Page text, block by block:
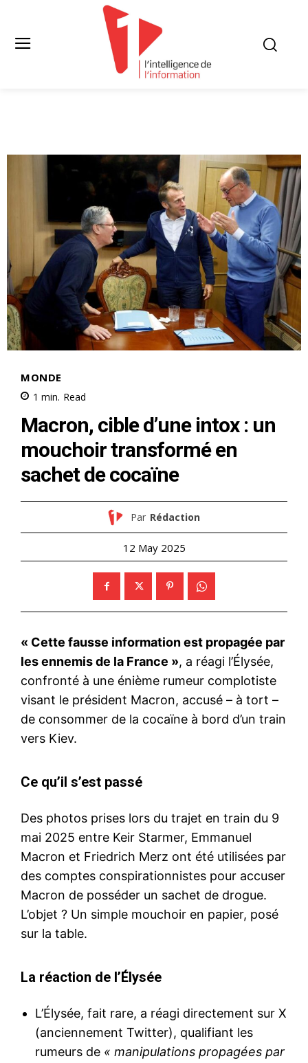
MONDE
1 min. Read
Macron, cible d’une intox : un
mouchoir transformé en
sachet de cocaïne
Par Rédaction
12 May 2025
« Cette fausse information est propagée par
les ennemis de la France », a réagi l’Élysée,
confronté à une énième rumeur complotiste
visant le président Macron, accusé – à tort –
de consommer de la cocaïne à bord d’un train
vers Kiev.
Ce qu’il s’est passé
Des photos prises lors du trajet en train du 9
mai 2025 entre Keir Starmer, Emmanuel
Macron et Friedrich Merz ont été utilisées par
des comptes conspirationnistes pour accuser
Macron de posséder un sachet de drogue.
L’objet ? Un simple mouchoir en papier, posé
sur la table.
La réaction de l’Élysée
L’Élysée, fait rare, a réagi directement sur X
(anciennement Twitter), qualifiant les
rumeurs de « manipulations propagées par